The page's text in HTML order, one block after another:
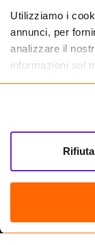
Utilizziamo i
annunci, per
analizzare il
informazioni sul
partner che si
informazioni che
tuo utilizzo dei
Rifiuta
Farma.it S.a.s. P. IVA
CREDITS
Sede legale Via delle